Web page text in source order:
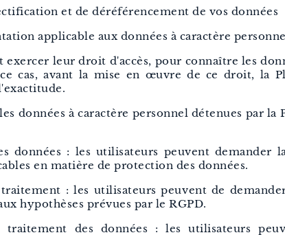
et de déréférencement de vos données
applicable aux données à caractère
exercer leur droit d'accès, pour connaître les
cas, avant la mise en œuvre de ce droit, la
données à caractère personnel détenues par
données : les utilisateurs peuvent demander
en matière de protection des données.
: les utilisateurs peuvent de
hypothèses prévues par le RGPD.
des données : les utilisateurs